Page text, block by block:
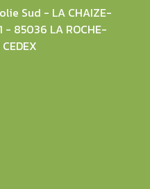
Sud - LA CHAIZE-
- 85036 LA ROCHE-